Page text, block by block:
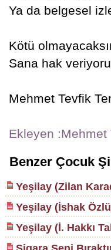
Ya da belgesel
Kötü
Sana hak
Mehmet Tevfik
Ekleyen :Mehmet
Benzer Çocuk
Yeşilay (Zilan
Yeşilay (İshak
Yeşilay (İ. Hakkı